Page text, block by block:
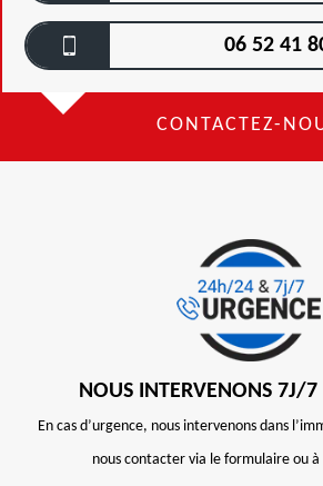
06 52 41
CONTACTEZ-
NOUS INTERVENONS 7J/
En cas d’urgence, nous intervenons dans
nous contacter via le formulaire ou à